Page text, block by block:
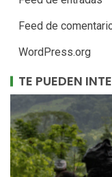
Feed de
WordPress.org
TE PUEDEN